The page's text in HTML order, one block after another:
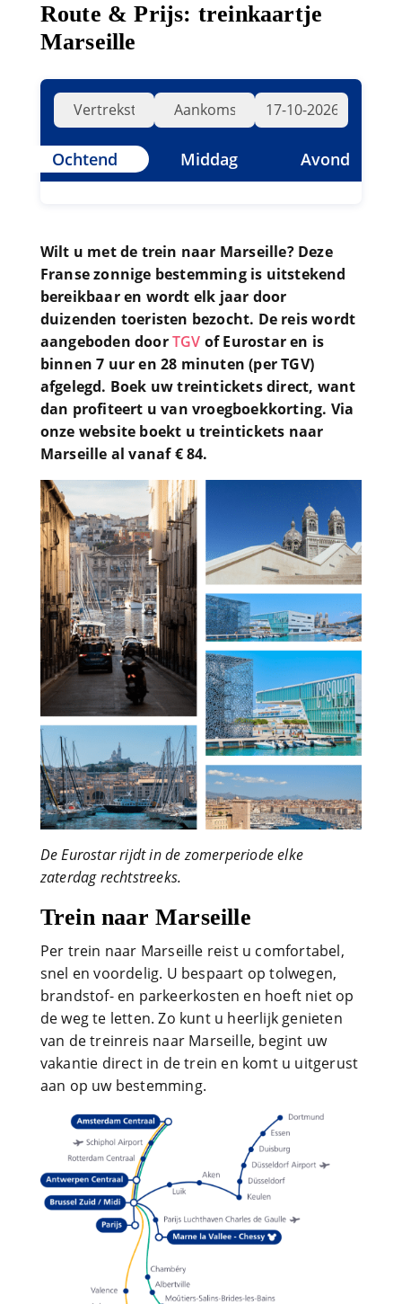
Route & Prijs: treinkaartje
Marseille
Ochtend Middag Avond
Wilt u met de trein naar Marseille? Deze
Franse zonnige bestemming is uitstekend
bereikbaar en wordt elk jaar door
duizenden toeristen bezocht. De reis wordt
aangeboden doorTGV of Eurostar en is
binnen 7 uur en 28 minuten (per TGV)
afgelegd. Boek uw treintickets direct, want
dan profiteert u van vroegboekkorting. Via
onze website boekt u treintickets naar
Marseille al vanaf € 84.
De Eurostar rijdt in de zomerperiode elke
zaterdag rechtstreeks.
Trein naar Marseille
Per trein naar Marseille reist u comfortabel,
snel en voordelig. U bespaart op tolwegen,
brandstof- en parkeerkosten en hoeft niet op
de weg te letten. Zo kunt u heerlijk genieten
van de treinreis naar Marseille, begint uw
vakantie direct in de trein en komt u uitgerust
aan op uw bestemming.